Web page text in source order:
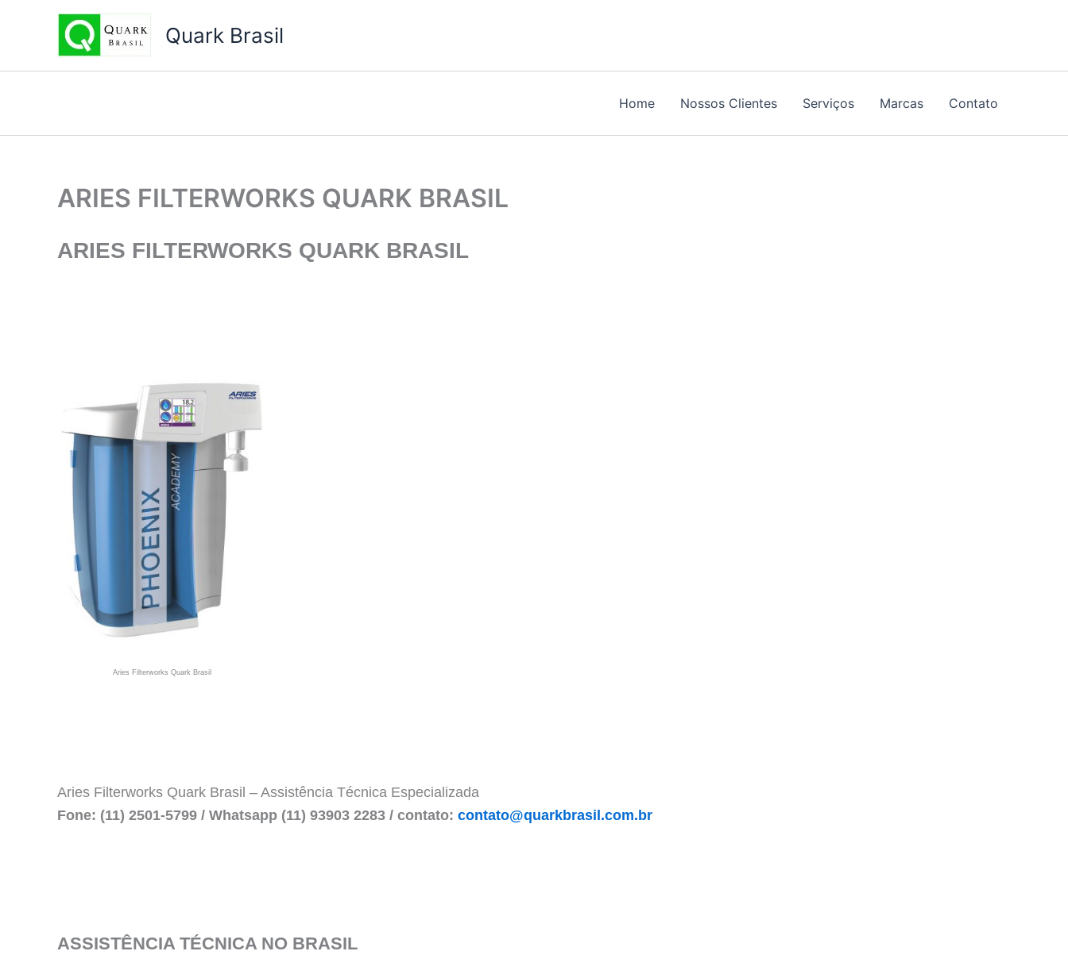
conteúdo
Quark Brasil
Home Nossos Clientes Serviços Marcas Contato
ARIES FILTERWORKS QUARK BRASIL
ARIES FILTERWORKS QUARK BRASIL
Aries Filterworks Quark Brasil
Aries Filterworks Quark Brasil – Assistência Técnica Especializada
Fone: (11) 2501-5799 / Whatsapp (11) 93903 2283 / contato: contato@quarkbrasil.com.br
ASSISTÊNCIA TÉCNICA NO BRASIL